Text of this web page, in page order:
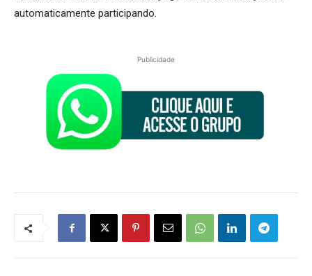
automaticamente participando.
Publicidade